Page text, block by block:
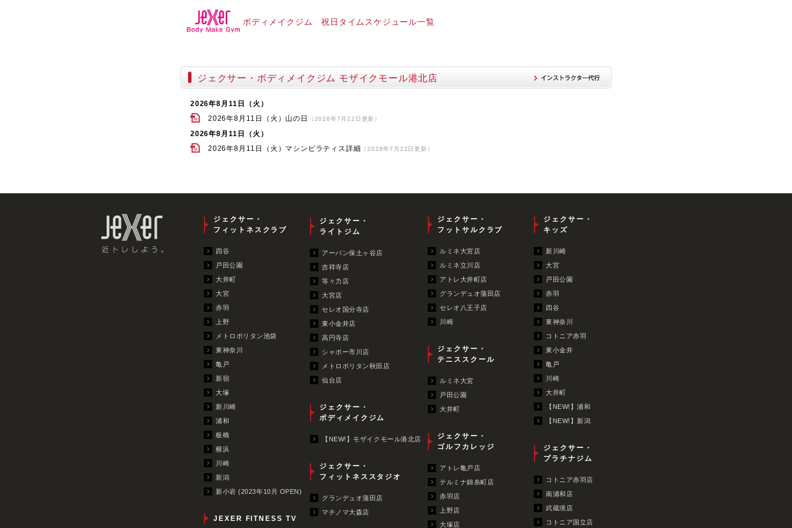
ボディメイクジム 祝日タイムスケジュール一覧
ジェクサー・ボディメイクジム モザイクモール港北店
2026年8月11日（火）
2026年8月11日（火）山の日
（2026年7月22日更新）
2026年8月11日（火）
2026年8月11日（火）マシンピラティス詳細
（2026年7月22日更新）
ジェクサー・
フィットネスクラブ
四谷
戸田公園
大井町
大宮
赤羽
上野
メトロポリタン池袋
東神奈川
亀戸
新宿
大塚
新川崎
浦和
板橋
横浜
川崎
新潟
新小岩 (2023年10月 OPEN)
JEXER FITNESS TV
ジェクサー・
ライトジム
アーバン保土ヶ谷店
吉祥寺店
等々力店
大宮店
セレオ国分寺店
東小金井店
高円寺店
シャポー市川店
メトロポリタン秋田店
仙台店
ジェクサー・
ボディメイクジム
【NEW!】モザイクモール港北店
ジェクサー・
フィットネススタジオ
グランデュオ蒲田店
マチノマ大森店
ジェクサー・
フットサルクラブ
ルミネ大宮店
ルミネ立川店
アトレ大井町店
グランデュオ蒲田店
セレオ八王子店
川崎
ジェクサー・
テニススクール
ルミネ大宮
戸田公園
大井町
ジェクサー・
ゴルフカレッジ
アトレ亀戸店
テルミナ錦糸町店
赤羽店
上野店
大塚店
ジェクサー・
キッズ
新川崎
大宮
戸田公園
赤羽
四谷
東神奈川
コトニア赤羽
東小金井
亀戸
川崎
大井町
【NEW!】浦和
【NEW!】新潟
ジェクサー・
プラチナジム
コトニア赤羽店
南浦和店
武蔵境店
コトニア国立店